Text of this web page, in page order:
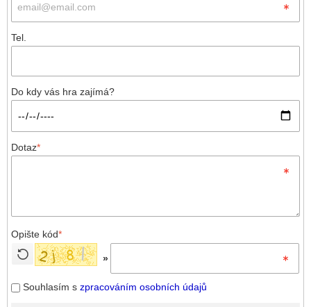
Tel.
Do kdy vás hra zajímá?
Dotaz*
Opište kód*
»
Souhlasím s zpracováním osobních údajů